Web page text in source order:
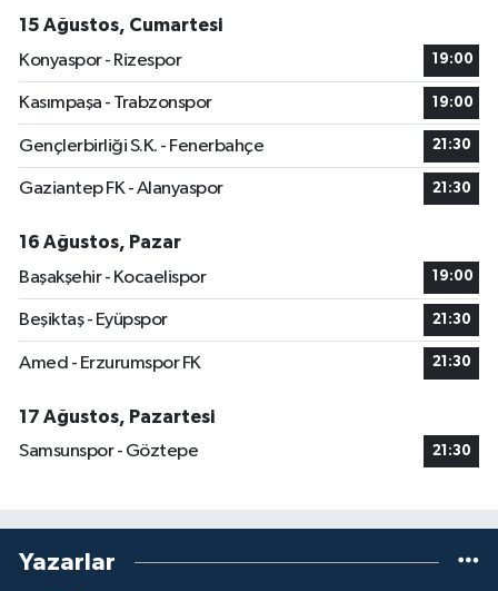
15 Ağustos, Cumartesi
Konyaspor - Rizespor
19:00
Kasımpaşa - Trabzonspor 19:00
Gençlerbirliği S.K. - Fenerbahçe 21:30
Gaziantep FK - Alanyaspor 21:30
16 Ağustos, Pazar
Başakşehir - Kocaelispor
19:00
Beşiktaş - Eyüpspor 21:30
Amed - Erzurumspor FK 21:30
17 Ağustos, Pazartesi
Samsunspor - Göztepe
21:30
Yazarlar